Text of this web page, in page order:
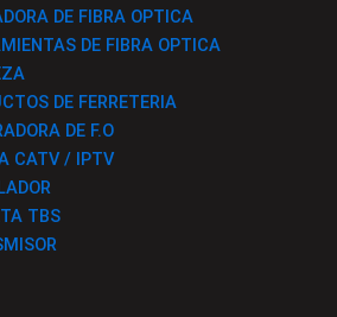
DE FIBRA OPTICA
DE FIBRA OPTICA
DE FERRETERIA
DE F.O
CATV / IPTV
TBS